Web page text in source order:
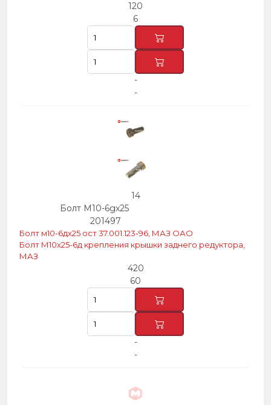
120
6
-
-
14
Болт М10-6gх25
201497
Болт м10-6дх25 ост 37.001.123-96, МАЗ ОАО
Болт М10х25-6д крепления крышки заднего редуктора,
МАЗ
420
60
-
-